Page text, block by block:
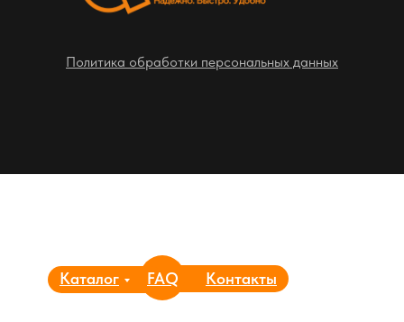
Контакты
Каталог FAQ
Политика обработки персональных данных